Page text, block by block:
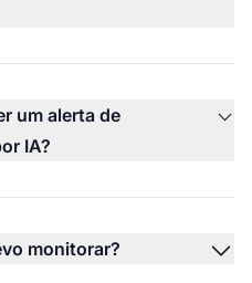
um alerta de
IA?
monitorar?